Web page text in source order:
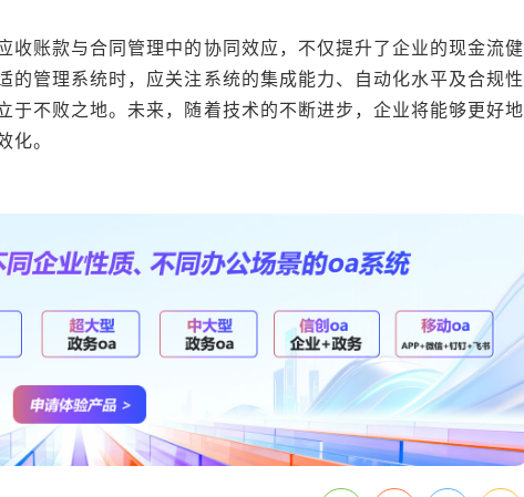
收账款与合同管理中的协同效应，不仅提升了企业的现金流健
管理系统时，应关注系统的集成能力、自动化水平及合规性
于不败之地。未来，随着技术的不断进步，企业将能够更好地
。